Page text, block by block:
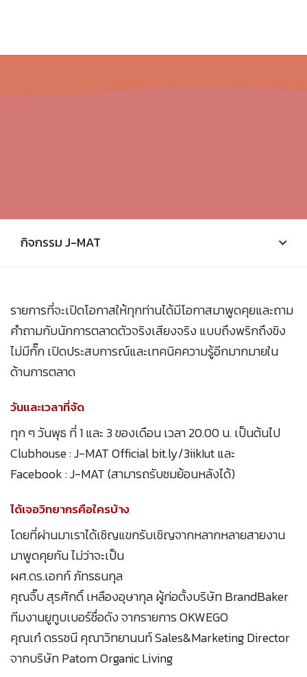
กิจกรรม J-MAT
รายการที่จะเปิดโอกาสให้ทุกท่านได้มีโอกาสมาพูดคุยและถาม
คำถามกับนักการตลาดตัวจริงเสียงจริง แบบถึงพริกถึงขิง
ไม่มีกั๊ก เปิดประสบการณ์และเทคนิคความรู้อีกมากมายใน
ด้านการตลาด
วันและเวลาที่จัด
ทุก ๆ วันพุธ ที่ 1 และ 3 ของเดือน เวลา 20.00 น. เป็นต้นไป
Clubhouse : J-MAT Official bit.ly/3iikIut และ
Facebook : J-MAT (สามารถรับชมย้อนหลังได้)
ได้เจอวิทยากรคือใครบ้าง
โดยที่ผ่านมาเราได้เชิญแขกรับเชิญจากหลากหลายสายงาน
มาพูดคุยกัน ไม่ว่าจะเป็น
ผศ.ดร.เอกก์ ภัทรธนกุล
คุณจิ๊บ สุรศักดิ์ เหลืองอุษากุล ผู้ก่อตั้งบริษัท BrandBaker
ทีมงานยูทูบเบอร์ชื่อดัง จากรายการ OKWEGO
คุณเก๋ ดรรชนี คุณาวิทยานนท์ Sales&Marketing Director
จากบริษัท Patom Organic Living